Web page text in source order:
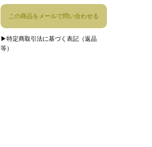
この商品をメールで問い合わせる
▶特定商取引法に基づく表記（返品
等）